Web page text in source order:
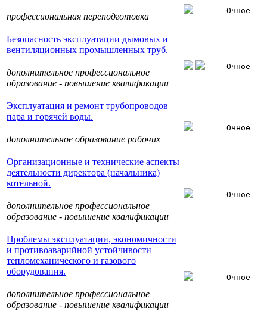
профессиональная переподготовка
Очное
Безопасность эксплуатации дымовых и
вентиляционных промышленных труб.
дополнительное профессиональное
образование - повышение квалификации
Очное
Эксплуатация и ремонт трубопроводов
пара и горячей воды.
дополнительное образование рабочих
Очное
Организационные и технические аспекты
деятельности директора (начальника)
котельной.
дополнительное профессиональное
образование - повышение квалификации
Очное
Проблемы эксплуатации, экономичности
и противоаварийной устойчивости
тепломеханического и газового
оборудования.
дополнительное профессиональное
образование - повышение квалификации
Очное